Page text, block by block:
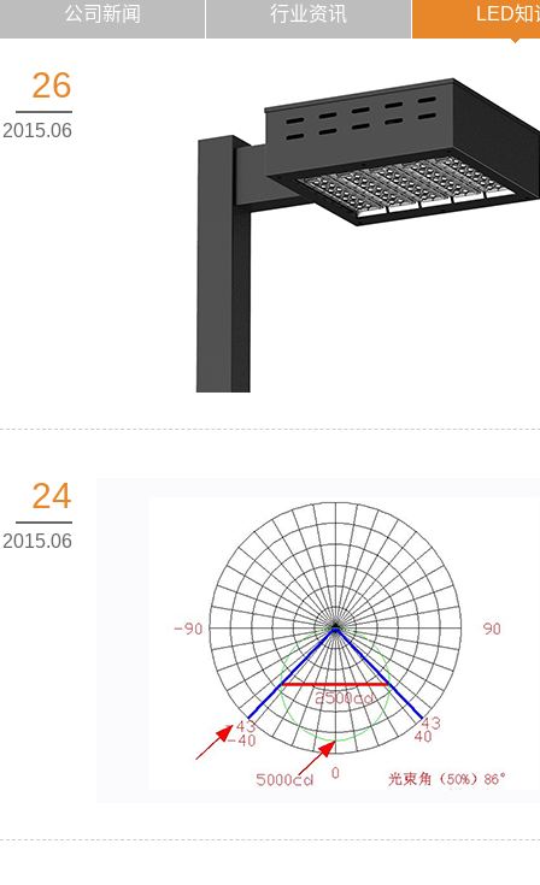
公司新闻 行业资讯 LED知
26
2015.06
24
2015.06